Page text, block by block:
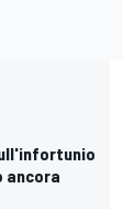
ancora